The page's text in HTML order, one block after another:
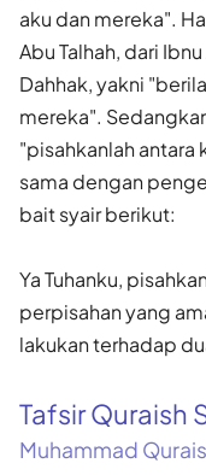
aku dan mereka".
Abu Talhah, dari
Dahhak, yakni
mereka".
"pisahkanlah antara
sama dengan
bait syair berikut:
Ya Tuhanku,
per­pisahan yang
lakukan terhadap
Tafsir Quraish
Muhammad